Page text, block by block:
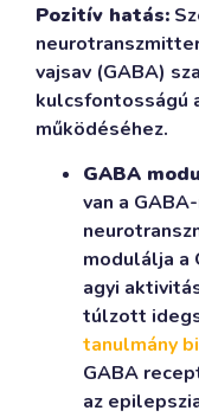
Pozitív hatás:
vajsav (GABA)
kulcsfontosságú
működéséhez.
GABA
van a
modulálja a
agyi
túlzott
tanulmány
GABA
az